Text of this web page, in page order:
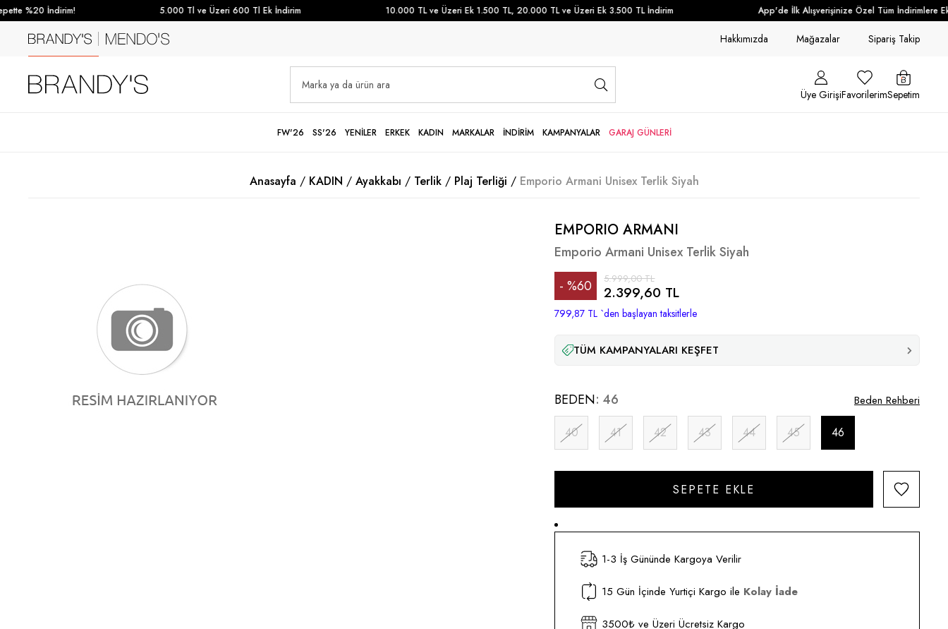
%20 İndirim! 5.000 Tl ve Üzeri 600 Tl Ek İndirim 10.000 TL ve Üzeri Ek 1.500 TL, 20.000 TL ve Üzeri Ek 3.500 TL İndirim App'de İlk Alışverişinize Özel Tüm İndirimlere Ek
Hakkımızda Mağazalar Sipariş Takip
Üye GirişiFavorilerimSepetim
FW'26 SS'26 YENİLER ERKEK KADIN MARKALAR İNDİRİM KAMPANYALAR GARAJ GÜNLERİ
Anasayfa KADIN Ayakkabı Terlik Plaj Terliği Emporio Armani Unisex Terlik Siyah
EMPORIO ARMANI
Emporio Armani Unisex Terlik Siyah
%60
İndirim
5.999,00 TL
2.399,60 TL
799,87 TL `den başlayan taksitlerle
TÜM KAMPANYALARI KEŞFET
BEDEN 46
40 41 42 43 44 45 46
Beden Rehberi
1-3 İş Gününde Kargoya Verilir
15 Gün İçinde Yurtiçi Kargo ile Kolay İade
3500₺ ve Üzeri Ücretsiz Kargo